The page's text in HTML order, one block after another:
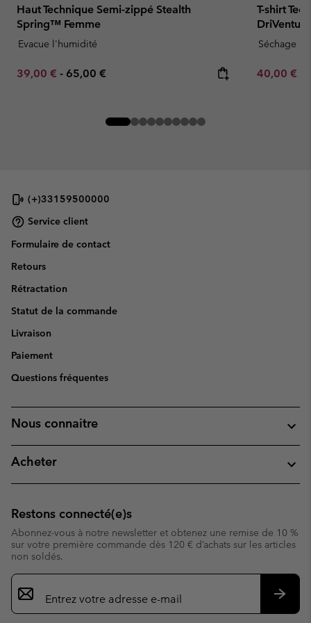
Haut Technique Semi-zippé Stealth
Spring™ Femme
Evacue l'humidité
Minimum sale price:
39,00 € - Maximum price:
65,00 €
T-shirt
Séchage
Minimum
40,00 €
(+)33159500000
Service client
Formulaire de contact
Retours
Rétractation
Statut de la commande
Livraison
Paiement
Questions fréquentes
Nous connaitre
Acheter
Restons connecté(e)s
Abonnez-vous à notre newsletter et obtenez une remise de 10 %
sur votre première commande dès 120 € d’achats sur les articles
non soldés.
Inscription
par
e-